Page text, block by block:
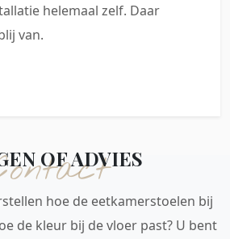
helemaal zelf. Daar
van.
OF ADVIES
hoe de eetkamerstoelen bij
de kleur bij de vloer past? U bent